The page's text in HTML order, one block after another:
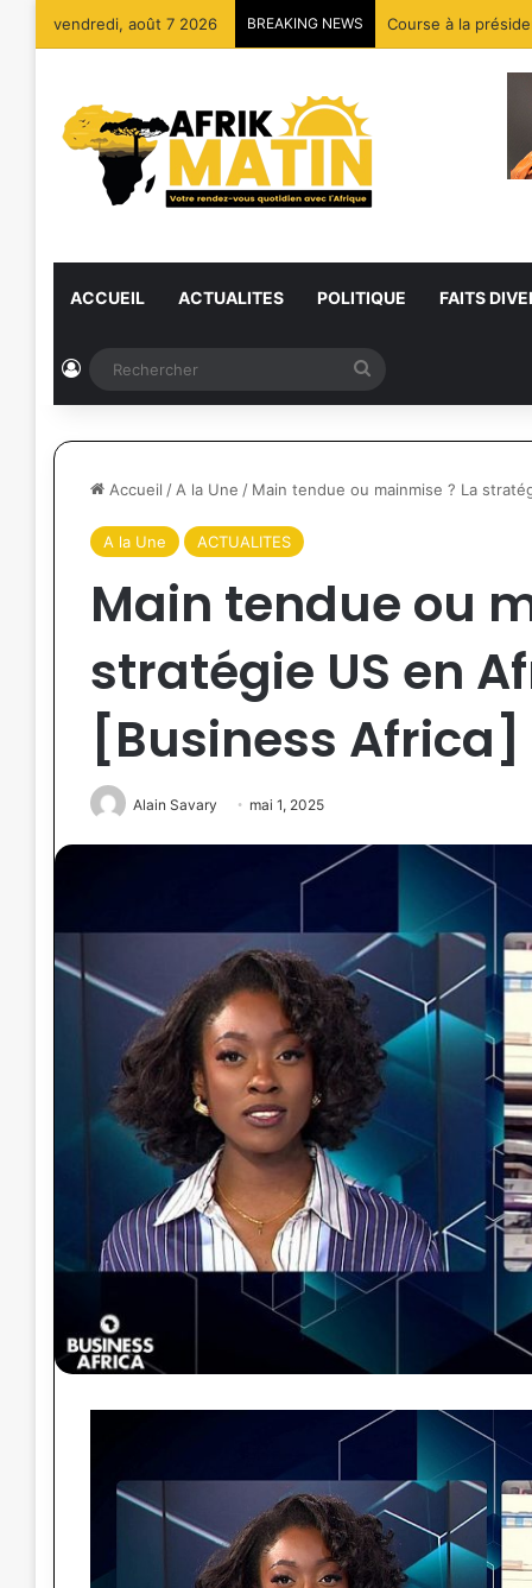
vendredi, août 7 2026 BREAKING NEWS Course à la
ACCUEIL ACTUALITES POLITIQUE FAITS
Connexion
Accueil / A la Une / Main tendue ou mainmise ? La
A la Une ACTUALITES
Main tendue ou
stratégie US en
[Business Africa]
Alain Savary mai 1, 2025